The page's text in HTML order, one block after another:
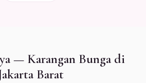
— Karangan Bunga di
Barat